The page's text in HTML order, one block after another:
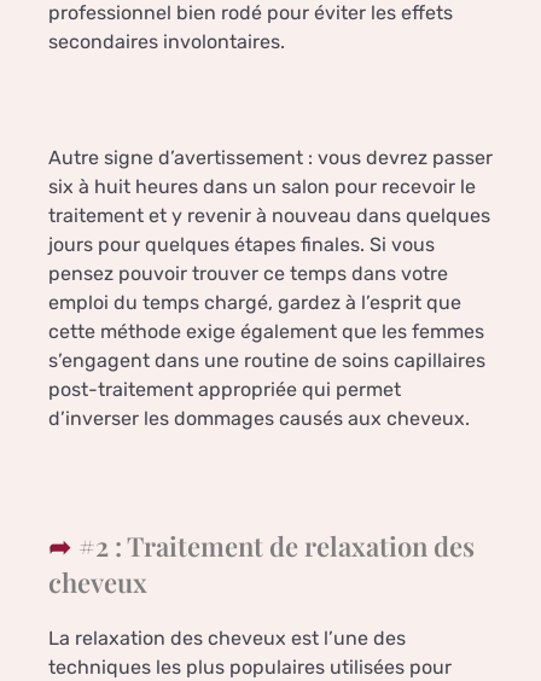
professionnel bien rodé pour éviter les effets
secondaires involontaires.
Autre signe d’avertissement : vous devrez passer
six à huit heures dans un salon pour recevoir le
traitement et y revenir à nouveau dans quelques
jours pour quelques étapes finales. Si vous
pensez pouvoir trouver ce temps dans votre
emploi du temps chargé, gardez à l’esprit que
cette méthode exige également que les femmes
s’engagent dans une routine de soins capillaires
post-traitement appropriée qui permet
d’inverser les dommages causés aux cheveux.
#2 : Traitement de relaxation des
cheveux
La relaxation des cheveux est l’une des
techniques les plus populaires utilisées pour